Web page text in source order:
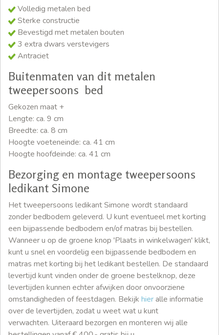
Volledig metalen bed
Sterke constructie
Bevestigd met metalen bouten
3 extra dwars verstevigers
Antraciet
Buitenmaten van dit metalen
tweepersoons bed
Gekozen maat +
Lengte: ca. 9 cm
Breedte: ca. 8 cm
Hoogte voeteneinde: ca. 41 cm
Hoogte hoofdeinde: ca. 41 cm
Bezorging en montage tweepersoons
ledikant Simone
Het tweepersoons ledikant Simone wordt standaard
zonder bedbodem geleverd. U kunt eventueel met korting
een bijpassende bedbodem en/of matras bij bestellen.
Wanneer u op de groene knop 'Plaats in winkelwagen' klikt,
kunt u snel en voordelig een bijpassende bedbodem en
matras met korting bij het ledikant bestellen. De standaard
levertijd kunt vinden onder de groene bestelknop, deze
levertijden kunnen echter afwijken door onvoorziene
omstandigheden of feestdagen. Bekijk hieralle informatie
over de levertijden, zodat u weet wat u kunt
verwachten. Uiteraard bezorgen en monteren wij alle